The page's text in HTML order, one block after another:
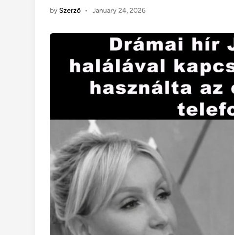
by Szerző • January 24, 2026